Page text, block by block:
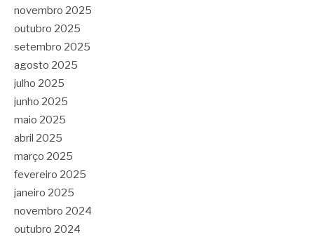
novembro 2025
outubro 2025
setembro 2025
agosto 2025
julho 2025
junho 2025
maio 2025
abril 2025
março 2025
fevereiro 2025
janeiro 2025
novembro 2024
outubro 2024